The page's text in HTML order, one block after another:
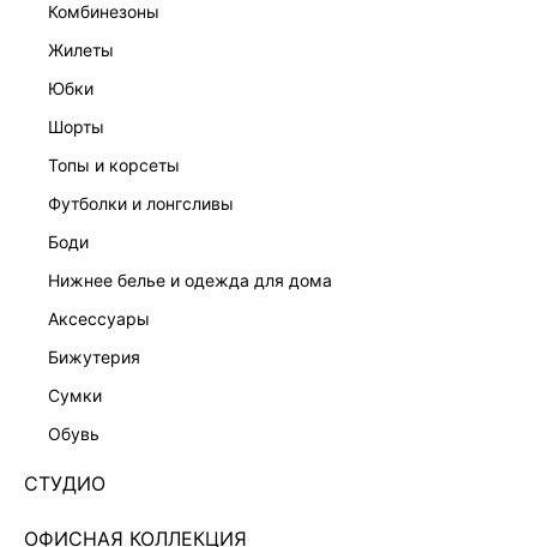
комбинезоны
жилеты
юбки
шорты
топы и корсеты
футболки и лонгсливы
боди
нижнее белье и одежда для дома
аксессуары
бижутерия
сумки
обувь
СТУДИО
ОФИСНАЯ КОЛЛЕКЦИЯ
ШЕРСТЬ
СВИТЕР ИЗ ШЕРСТИ С УКОРОЧЕННЫМИ
РУКАВАМИ 5450325817-64
Нет в наличии